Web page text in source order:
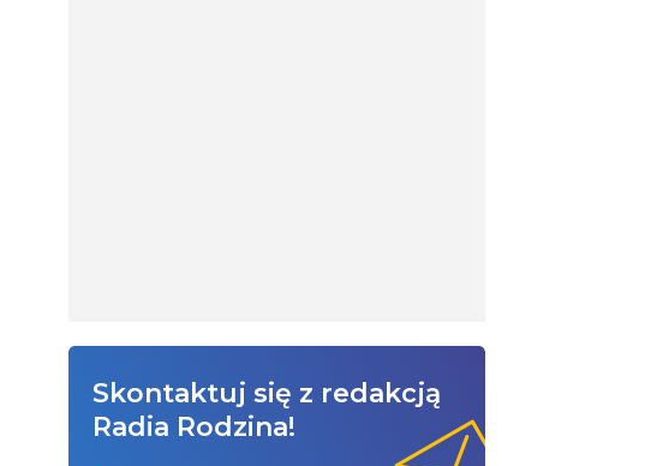
Skontaktuj się z redakcją
Radia Rodzina!